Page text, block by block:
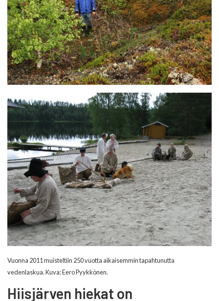
Vuonna 2011 muisteltiin 250 vuotta aikaisemmin tapahtunutta
vedenlaskua. Kuva: Eero Pyykkönen.
Hiisjärven hiekat on